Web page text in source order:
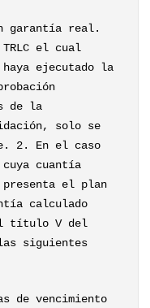
garantía real.
el cual
haya ejecutado la
de la
solo se
2. En el caso
cuantía
presenta el plan
calculado
título V del
siguientes
de vencimiento